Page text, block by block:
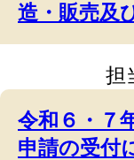
造・販売及
担
令和６・７
申請の受付